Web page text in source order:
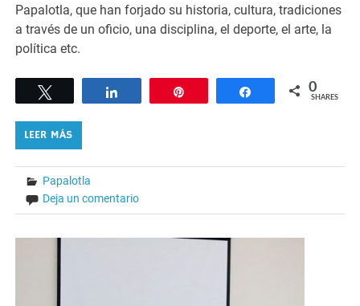
Papalotla, que han forjado su historia, cultura, tradiciones
a través de un oficio, una disciplina, el deporte, el arte, la
política etc.
Share 0
SHARES
LEER MÁS
Papalotla
Deja un comentario